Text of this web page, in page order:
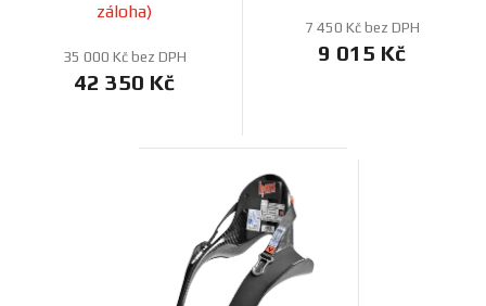
záloha)
35 000 Kč bez DPH
42 350 Kč
7 450 Kč bez DPH
9 015 Kč